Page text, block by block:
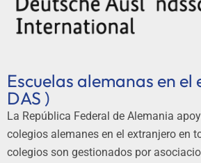
Escuelas alemanas en el
DAS )
La República Federal de Alemania
colegios alemanes en el extranjero en
colegios son gestionados por